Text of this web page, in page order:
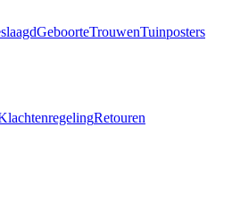
GeboorteTrouwenTuinposters
Retouren